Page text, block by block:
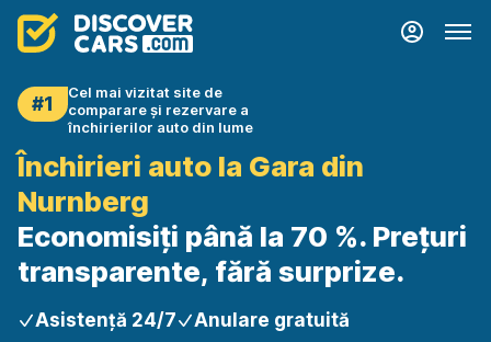
#1
Cel mai vizitat site de
comparare și rezervare a
închirierilor auto din lume
Închirieri auto la Gara din
Nurnberg
Economisiți până la 70 %. Prețuri
transparente, fără surprize.
Asistență 24/7 Anulare gratuită